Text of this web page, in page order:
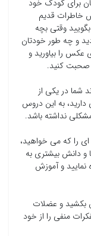
برای کودک خود
خاطرات قدیم
وقتی بچه
و چه طور خودتان
عکس را بیاورید و
صحبت کنید.
شما در یکی از
به این دروس
نداشته باشد.
ای را که می خواهید،
و دانش بیشتری به
نمایید و آموزش
بکشید و عضلات
منفی را از خود